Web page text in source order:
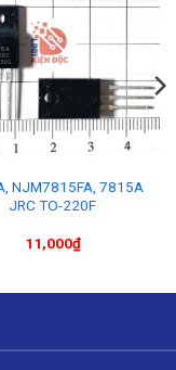
NJM7815FA, 7815A
JRC TO-220F
11,000₫